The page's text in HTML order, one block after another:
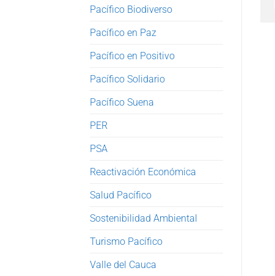
Pacífico Biodiverso
Pacífico en Paz
Pacífico en Positivo
Pacífico Solidario
Pacífico Suena
PER
PSA
Reactivación Económica
Salud Pacífico
Sostenibilidad Ambiental
Turismo Pacífico
Valle del Cauca